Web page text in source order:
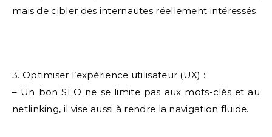
mais de cibler des internautes réellement intéressés.
3. Optimiser l’expérience utilisateur (UX) :
– Un bon SEO ne se limite pas aux mots-clés et au
netlinking, il vise aussi à rendre la navigation fluide.